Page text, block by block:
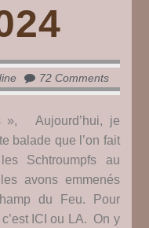
72 Comments
», Aujourd’hui, je
balade que l’on fait
Schtroumpfs au
avons emmenés
du Feu. Pour
ICI ou LA. On y